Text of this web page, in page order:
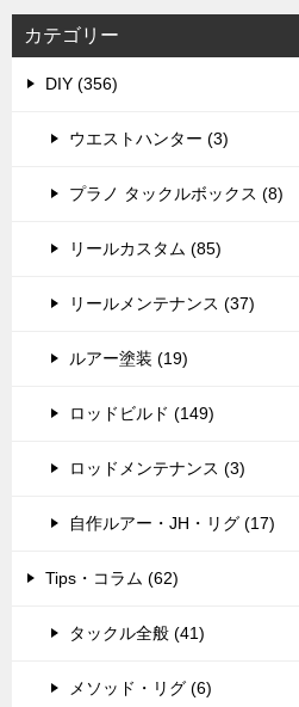
カテゴリー
DIY (356)
ウエストハンター (3)
プラノ タックルボックス (8)
リールカスタム (85)
リールメンテナンス (37)
ルアー塗装 (19)
ロッドビルド (149)
ロッドメンテナンス (3)
自作ルアー・JH・リグ (17)
Tips・コラム (62)
タックル全般 (41)
メソッド・リグ (6)